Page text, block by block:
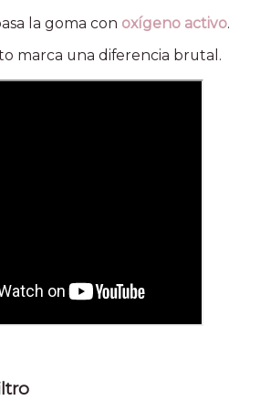
la goma con oxígeno activo.
marca una diferencia brutal.